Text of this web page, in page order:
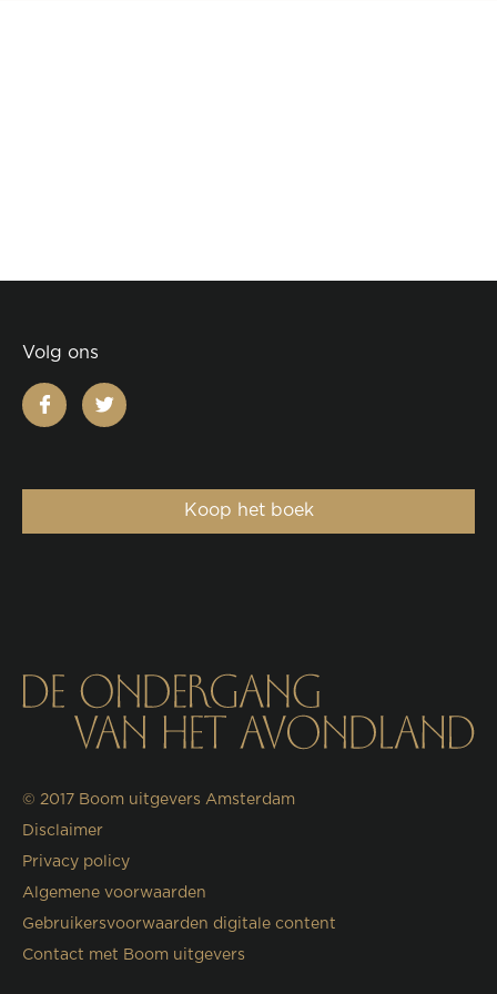
Volg ons
facebooktwitter
Koop het boek
© 2017 Boom uitgevers Amsterdam
Disclaimer
Privacy policy
Algemene voorwaarden
Gebruikersvoorwaarden digitale content
Contact met Boom uitgevers